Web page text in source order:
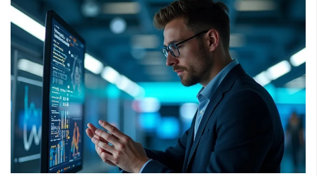
робить керування більш інтуїтивним та приємним.
🚗Розвиток Автономних
Транспортних Засобів
Автономні транспортні засоби продовжують
розвиватися, обіцяючи кардинально змінити вигляд
міського середовища. Повністюавтономні
автомобілі, здатні переміщатися без втручання
людини, обіцяють зниження кількості дорожньо-